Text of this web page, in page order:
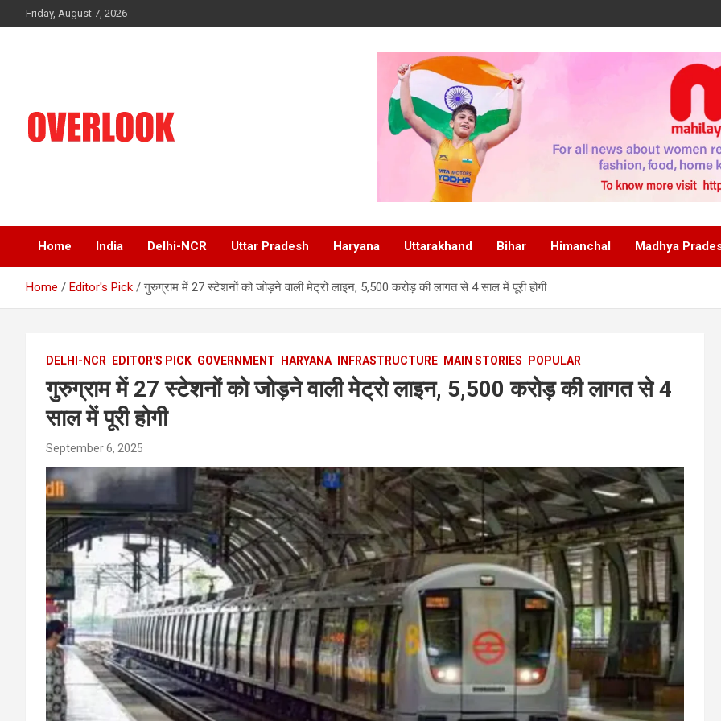
to
Friday, August 7, 2026
Home India Delhi-NCR Uttar Pradesh Haryana Uttarakhand Bihar Himanchal Madhya
Home Editor's Pick गुरुग्राम में 27 स्टेशनों को जोड़ने वाली मेट्रो लाइन, 5,500 करोड़ की लागत से 4 साल में पूरी होगी
DELHI-NCR EDITOR'S PICK GOVERNMENT HARYANA INFRASTRUCTURE MAIN STORIES POPULAR
गुरुग्राम में 27 स्टेशनों को जोड़ने वाली मेट्रो लाइन, 5,500 करोड़ की लागत से 4
साल में पूरी होगी
September 6, 2025